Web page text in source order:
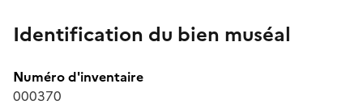
Identification du bien muséal
Numéro d'inventaire
000370